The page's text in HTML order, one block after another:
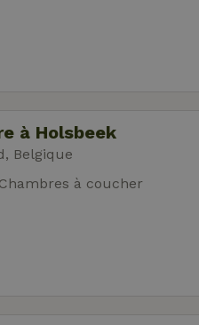
à Holsbeek
Belgique
à coucher